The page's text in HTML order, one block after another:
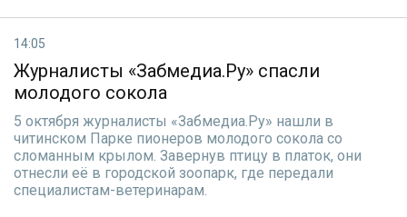
14:05
Журналисты «Забмедиа.Ру» спасли
молодого сокола
5 октября журналисты «Забмедиа.Ру» нашли в
читинском Парке пионеров молодого сокола со
сломанным крылом. Завернув птицу в платок, они
отнесли её в городской зоопарк, где передали
специалистам-ветеринарам.